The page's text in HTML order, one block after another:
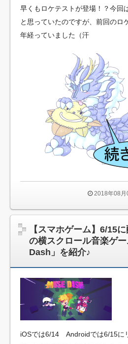
【パズドラ】進化したイシュタル
にドラゴンキラー…何か使い道ありそ
キングスライム、ゴーレム、ギガ
ンを乗せても壊れないドラクエの馬車
DFFをオマケで付けます。
【SOUND VOLTEX】週間ボルテ
【日米韓】韓国が圧倒する米首
メ、折り紙…文化イベントばかり
【本日(6/1)最終】PSP『流行り神
件ファイル』が23円の激安！「真
お前らが笑ったコピペ貼れ in 既
【お知らせ】ブログ移転とURL変
総合】
『UQホルダー』、バトル展開と
巻数の多い漫画ランキング！長寿
ある共通点とは･･･
【ラブライブ】セブンイレブンキ
【画像あり】巨乳巨尻のスク水女
wwww
【Destiny】強いぞウルブズロード
ージュ
コンパイルハート最新作『クロバ
早くもロケテストが登場！？今回
と思っていたのですが、前回のロ
年経っていました（汗
2018年08月
【スマホゲーム】6/15
の横スクロール音楽ゲ
Dash」を紹介♪
iOSでは6/14 Androidでは6/15に